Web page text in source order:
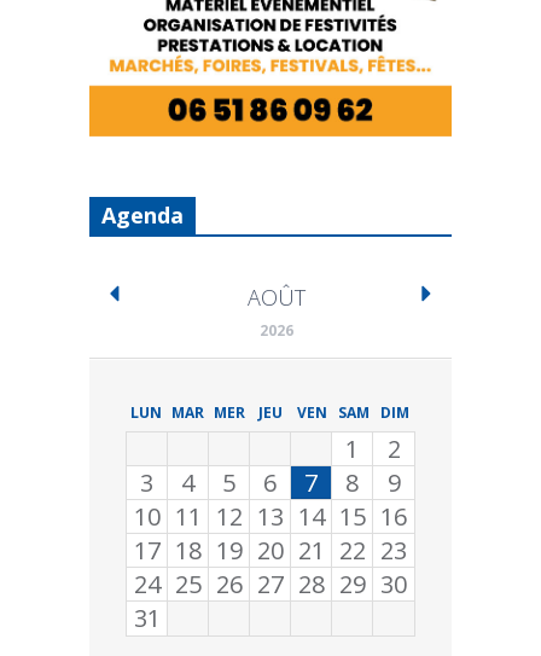
Agenda
AOÛT
2026
LUN MAR MER JEU VEN SAM DIM
1
2
3
4 5 6 7 8
9
10 11 12 13 14 15 16
17 18 19 20 21 22 23
24 25 26 27 28 29 30
31